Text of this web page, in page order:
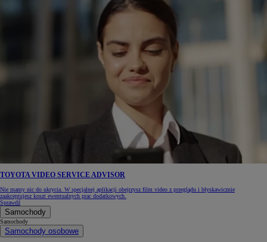
TOYOTA VIDEO SERVICE ADVISOR
Nie mamy nic do ukrycia. W specjalnej aplikacji obejrzysz film video z przeglądu i błyskawicznie
zaakceptujesz koszt ewentualnych prac dodatkowych.
Sprawdź
Samochody
Samochody
Samochody osobowe